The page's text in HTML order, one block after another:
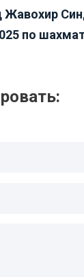
Жавохир
по